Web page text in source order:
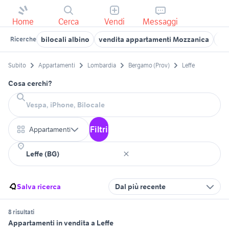
Home Cerca Vendi Messaggi
Ricerche bilocali albino vendita appartamenti Mozzanica
Subito Appartamenti Lombardia Bergamo (Prov) Leffe
Cosa cerchi?
Appartamenti Filtri
Salva ricerca Dal più recente
8 risultati
Appartamenti in vendita a Leffe